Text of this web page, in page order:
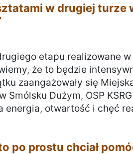
w drugiej turze
etapu realizowane
że to będzie
zaangażowały się
Smólsku Dużym, OSP
energia, otwartość i chęć
po prostu chciał